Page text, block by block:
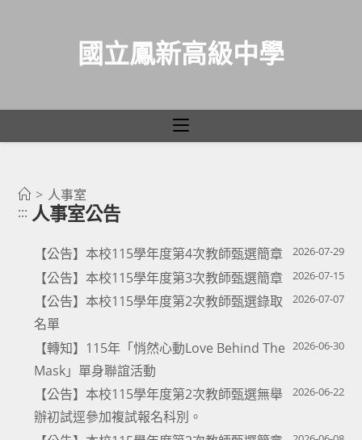
國立鳳新高級中學
> 人事室
::: 人事室公告
【公告】本校115學年度第4次教師甄選簡章 2026-07-29
【公告】本校115學年度第3次教師甄選簡章 2026-07-15
【公告】本校115學年度第2次教師甄選錄取
名單
2026-07-07
【轉知】115年「悄然心動Love Behind The
Mask」單身聯誼活動
2026-06-30
【公告】本校115學年度第2次教師甄選無舉
辦初試逕參加複試報名科別。
2026-06-22